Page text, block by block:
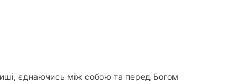
єднаючись між собою та перед Богом